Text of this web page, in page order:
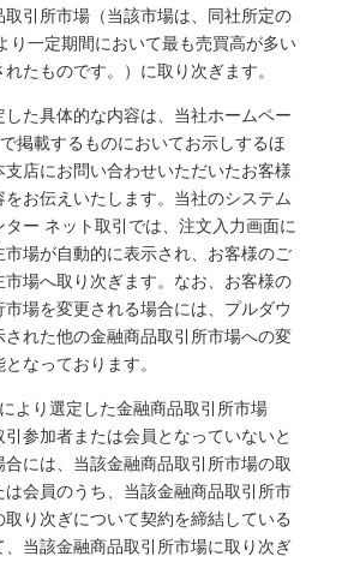
取引所市場（当該市場は、同社所定の
り一定期間において最も売買高が多い
れたものです。）に取り次ぎます。
た具体的な内容は、当社ホームペー
掲載するものにおいてお示しするほ
支店にお問い合わせいただいたお客様
をお伝えいたします。当社のシステム
ター ネット取引では、注文入力画面に
市場が自動的に表示され、お客様のご
市場へ取り次ぎます。なお、お客様の
市場を変更される場合には、プルダウ
された他の金融商品取引所市場への変
なっております。
より選定した金融商品取引所市場
参加者または会員となっていないと
合には、当該金融商品取引所市場の取
は会員のうち、当該金融商品取引所市
取り次ぎについて契約を締結している
、当該金融商品取引所市場に取り次ぎ